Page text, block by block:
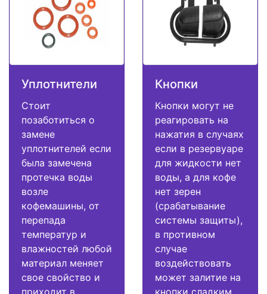
Уплотнители
Стоит
позаботиться о
замене
уплотнителей если
была замечена
протечка воды
возле
кофемашины, от
перепада
температур и
влажностей любой
материал меняет
свое свойство и
приходит в
Кнопки
Кнопки могут не
реагировать на
нажатия в случаях
если в резервуаре
для жидкости нет
воды, а для кофе
нет зерен
(срабатывание
системы защиты),
в противном
случае
воздействовать
может залитие на
кнопки сладким